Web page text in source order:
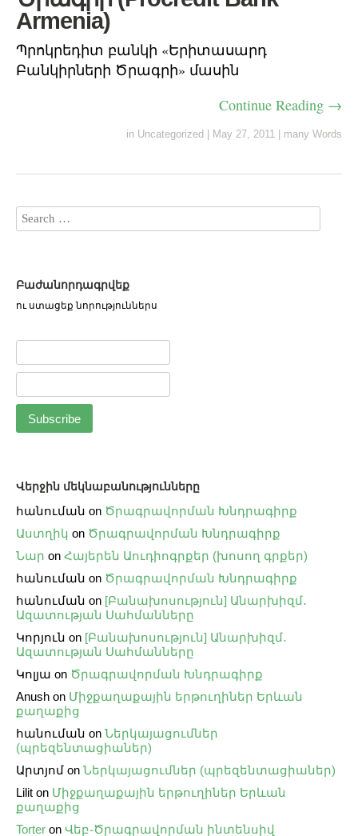
Armenia)
Պրոկրեդիտ բանկի «Երիտասարդ
Բանկիրների Ծրագրի» մասին
Continue Reading →
in Uncategorized May 27, 2011 many Words
Բաժանորդագրվեք
ու ստացեք նորություններս
Վերջին մեկնաբանությունները
հանուման on Ծրագրավորման Խնդրագիրք
Աստղիկ on Ծրագրավորման Խնդրագիրք
Նար on Հայերեն Աուդիոգրքեր (խոսող գրքեր)
հանուման on Ծրագրավորման Խնդրագիրք
հանուման on [Բանախոսություն] Անարխիզմ․
Ազատության Սահմանները
Կորյուն on [Բանախոսություն] Անարխիզմ․
Ազատության Սահմանները
Կոլյա on Ծրագրավորման Խնդրագիրք
Anush on Միջքաղաքային երթուղիներ Երևան
քաղաքից
հանուման on Ներկայացումներ
(պրեզենտացիաներ)
Արտյոմ on Ներկայացումներ (պրեզենտացիաներ)
Lilit on Միջքաղաքային երթուղիներ Երևան
քաղաքից
Torter on Վեբ֊Ծրագրավորման ինտենսիվ